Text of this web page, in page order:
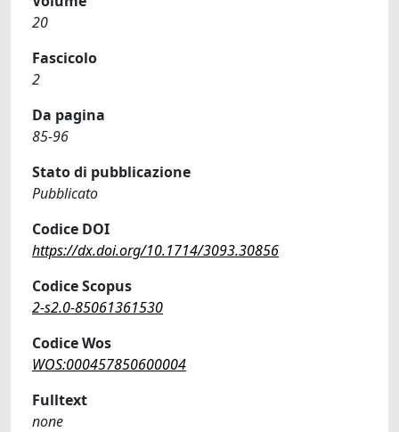
20
Fascicolo
2
Da pagina
85-96
Stato di pubblicazione
Pubblicato
Codice DOI
https://dx.doi.org/10.1714/3093.30856
Codice Scopus
2-s2.0-85061361530
Codice Wos
WOS:000457850600004
Fulltext
none